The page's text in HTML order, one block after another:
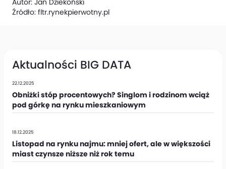
Autor: Jan Dziekoński
Źródło: fltr.rynekpierwotny.pl
Aktualności BIG DATA
22.12.2025
Obniżki stóp procentowych? Singlom i rodzinom wciąż
pod górkę na rynku mieszkaniowym
18.12.2025
Listopad na rynku najmu: mniej ofert, ale w większości
miast czynsze niższe niż rok temu